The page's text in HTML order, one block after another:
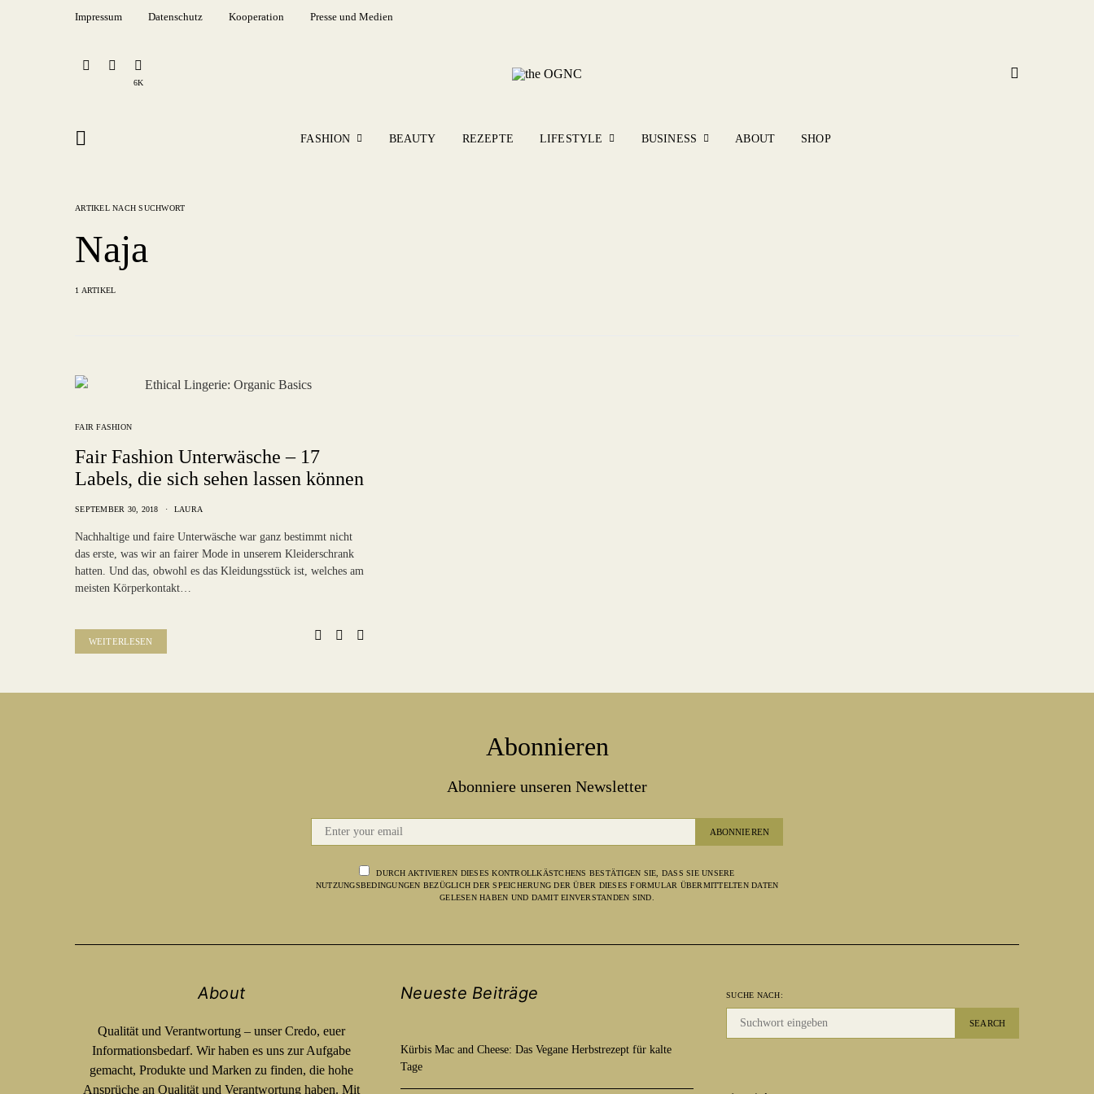
Impressum Datenschutz Kooperation Presse und Medien
6K
FASHION BEAUTY REZEPTE LIFESTYLE BUSINESS ABOUT SHOP
ARTIKEL NACH SUCHWORT
Naja
1 ARTIKEL
FAIR FASHION
Fair Fashion Unterwäsche – 17
Labels, die sich sehen lassen können
SEPTEMBER 30, 2018 LAURA
Nachhaltige und faire Unterwäsche war ganz bestimmt nicht
das erste, was wir an fairer Mode in unserem Kleiderschrank
hatten. Und das, obwohl es das Kleidungsstück ist, welches am
meisten Körperkontakt…
WEITERLESEN
Abonnieren
Abonniere unseren Newsletter
ABONNIEREN
DURCH AKTIVIEREN DIESES KONTROLLKÄSTCHENS BESTÄTIGEN SIE, DASS SIE UNSERE
NUTZUNGSBEDINGUNGEN BEZÜGLICH DER SPEICHERUNG DER ÜBER DIESES FORMULAR ÜBERMITTELTEN DATEN
GELESEN HABEN UND DAMIT EINVERSTANDEN SIND.
About
Qualität und Verantwortung – unser Credo, euer
Informationsbedarf. Wir haben es uns zur Aufgabe
gemacht, Produkte und Marken zu finden, die hohe
Ansprüche an Qualität und Verantwortung haben. Mit
Neueste Beiträge
Kürbis Mac and Cheese: Das Vegane Herbstrezept für kalte
Tage
SUCHE NACH:
SEARCH